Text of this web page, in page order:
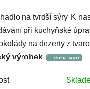
na tvrdší sýry. K
při kuchyňské
na dezerty z
výrobek.